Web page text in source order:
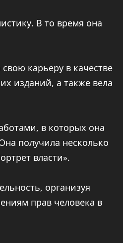
В то время она
карьеру в качестве
изданий, а также вела
в которых она
получила несколько
власти».
организуя
прав человека в